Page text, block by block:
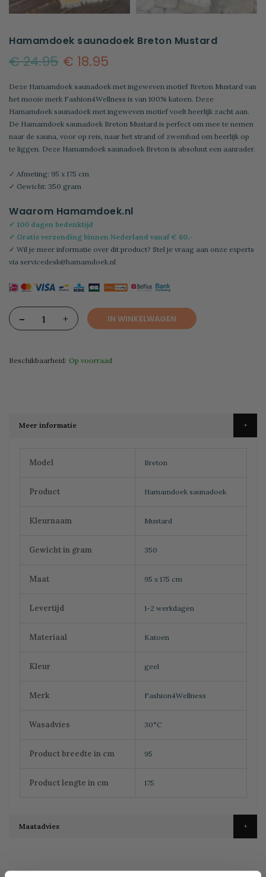
Hamamdoek saunadoek Breton Mustard
€ 18.95
€ 24.95
Deze Hamamdoek saunadoek met ingeweven motief Breton Mustard van
het mooie merk Fashion4Wellness is van 100% katoen. Deze
Hamamdoek saunadoek met ingeweven motief voelt heerlijk zacht aan.
De Hamamdoek saunadoek Breton Mustard is perfect om mee te nemen
naar de sauna, voor op reis, naar het strand of zwembad om heerlijk op
te liggen. Deze Hamamdoek saunadoek Breton is absoluut een aanrader.
✓ Afmeting: 95 x 175 cm
✓ Gewicht: 350 gram
Waarom Hamamdoek.nl
✓ 100 dagen bedenktijd
✓ Gratis verzending binnen Nederland vanaf € 60,-
✓ Wil je meer informatie over dit product? Stel je vraag aan onze experts
via servicedesk@hamamdoek.nl
- + IN WINKELWAGEN
Beschikbaarheid: Op voorraad
Meer informatie
informatie
Model Breton
Product Hamamdoek saunadoek
Kleurnaam Mustard
Gewicht in gram 350
Maat 95 x 175 cm
Levertijd 1-2 werkdagen
Materiaal Katoen
Kleur geel
Merk Fashion4Wellness
Wasadvies 30°C
Product breedte in cm 95
Product lengte in cm 175
Maatadvies